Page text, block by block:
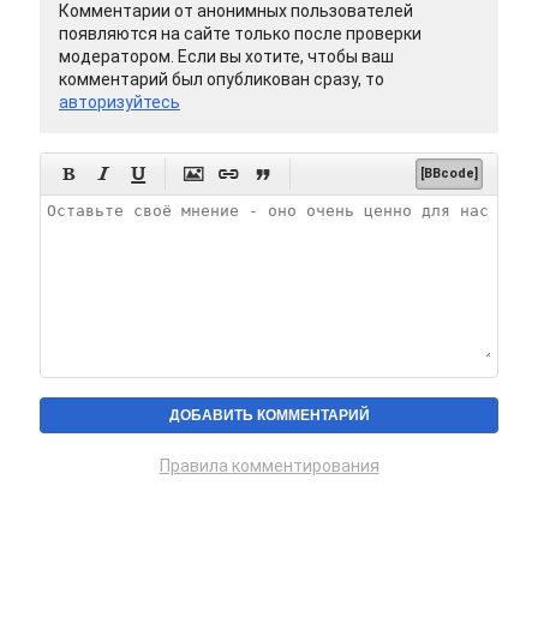
Комментарии от анонимных пользователей
появляются на сайте только после проверки
модератором. Если вы хотите, чтобы ваш
комментарий был опубликован сразу, то
авторизуйтесь
      [BBcode]
Правила комментирования